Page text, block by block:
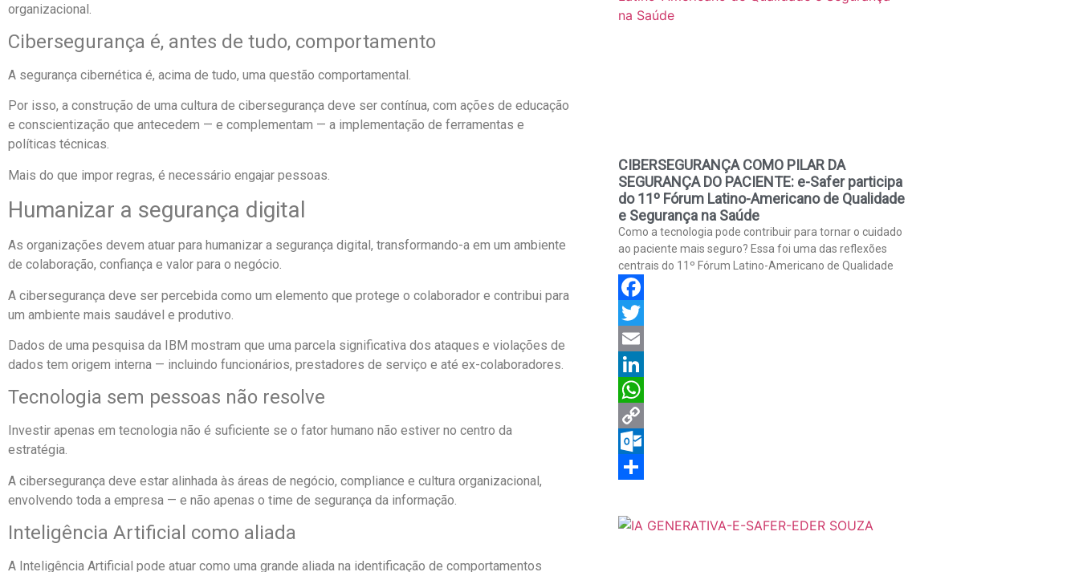
organizacional.
Cibersegurança é, antes de tudo, comportamento
A segurança cibernética é, acima de tudo, uma questão comportamental.
Por isso, a construção de uma cultura de cibersegurança deve ser contínua, com ações de educação
e conscientização que antecedem — e complementam — a implementação de ferramentas e
políticas técnicas.
Mais do que impor regras, é necessário engajar pessoas.
Humanizar a segurança digital
As organizações devem atuar para humanizar a segurança digital, transformando-a em um ambiente
de colaboração, confiança e valor para o negócio.
A cibersegurança deve ser percebida como um elemento que protege o colaborador e contribui para
um ambiente mais saudável e produtivo.
Dados de uma pesquisa da IBM mostram que uma parcela significativa dos ataques e violações de
dados tem origem interna — incluindo funcionários, prestadores de serviço e até ex-colaboradores.
Tecnologia sem pessoas não resolve
Investir apenas em tecnologia não é suficiente se o fator humano não estiver no centro da
estratégia.
A cibersegurança deve estar alinhada às áreas de negócio, compliance e cultura organizacional,
envolvendo toda a empresa — e não apenas o time de segurança da informação.
Inteligência Artificial como aliada
A Inteligência Artificial pode atuar como uma grande aliada na identificação de comportamentos
CIBERSEGURANÇA COMO PILAR DA
SEGURANÇA DO PACIENTE: e-Safer participa
do 11º Fórum Latino-Americano de Qualidade
e Segurança na Saúde
Como a tecnologia pode contribuir para tornar o cuidado
ao paciente mais seguro? Essa foi uma das reflexões
centrais do 11º Fórum Latino-Americano de Qualidade
Facebook
Twitter
Email
LinkedIn
WhatsApp
Copy
Link
Outlook.com